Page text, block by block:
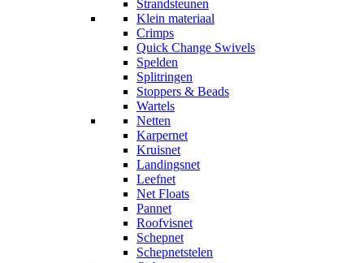
Strandsteunen
Klein materiaal
Crimps
Quick Change Swivels
Spelden
Splitringen
Stoppers & Beads
Wartels
Netten
Karpernet
Kruisnet
Landingsnet
Leefnet
Net Floats
Pannet
Roofvisnet
Schepnet
Schepnetstelen